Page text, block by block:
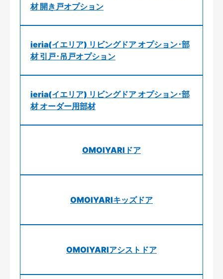
材 開き戸オプション
ieria(イエリア) リビングドア オプション･部
材 引戸･吊戸オプション
ieria(イエリア) リビングドア オプション･部
材 オーダー用部材
OMOIYARIドア
OMOIYARIキッズドア
OMOIYARIアシストドア